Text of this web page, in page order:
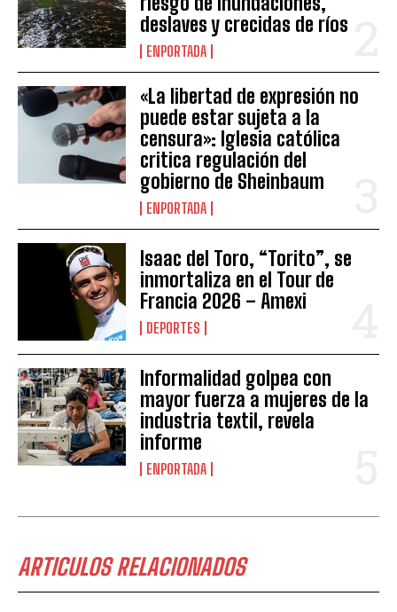
deslaves y crecidas de ríos
ENPORTADA
«La libertad de expresión no
puede estar sujeta a la
censura»: Iglesia católica
critica regulación del
gobierno de Sheinbaum
ENPORTADA
Isaac del Toro, “Torito”, se
inmortaliza en el Tour de
Francia 2026 – Amexi
DEPORTES
Informalidad golpea con
mayor fuerza a mujeres de la
industria textil, revela
informe
ENPORTADA
ARTICULOS RELACIONADOS